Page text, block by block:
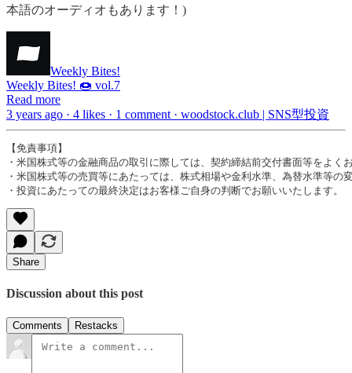
本語のオーディオもあります！)
Weekly Bites!
Weekly Bites! 🍩 vol.7
Read more
3 years ago · 4 likes · 1 comment · woodstock.club | SNS型投資
【免責事項】
・米国株式等の金融商品の取引に際しては、契約締結前交付書面等をよ
・米国株式等の売買等にあたっては、株式相場や金利水準、為替水準等
・投資にあたっての最終決定はお客様ご自身の判断でお願いいたします。
Share
Discussion about this post
Comments Restacks